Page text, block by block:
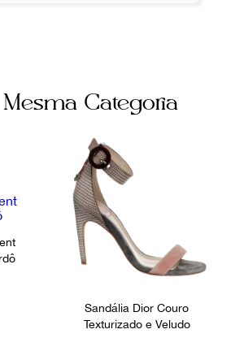
Categoria
Sandália Dior Couro
Texturizado e Veludo